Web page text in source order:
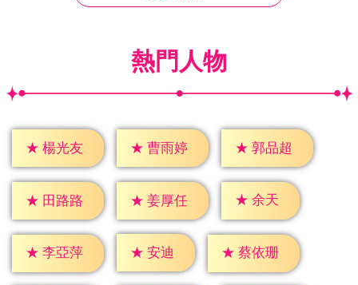
熱門人物
★ 楊光友 ★ 曹雨婷 ★ 郭品超
★ 田路路 ★ 姜厚任 ★ 余天
★ 李亞萍 ★ 安迪 ★ 蔡依珊